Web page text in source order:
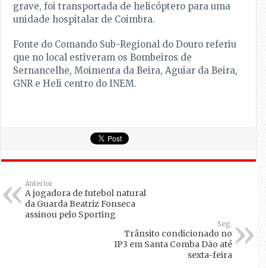
grave, foi transportada de helicóptero para uma
unidade hospitalar de Coimbra.
Fonte do Comando Sub-Regional do Douro referiu
que no local estiveram os Bombeiros de
Sernancelhe, Moimenta da Beira, Aguiar da Beira,
GNR e Heli centro do INEM.
Anterior
A jogadora de futebol natural
da Guarda Beatriz Fonseca
assinou pelo Sporting
Seg.
Trânsito condicionado no
IP3 em Santa Comba Dão até
sexta-feira